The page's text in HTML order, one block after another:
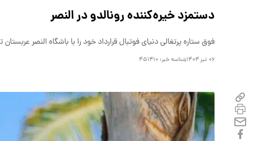
دستمزد خیره‌کننده رونالدو در النصر
فوق ستاره پرتغالی دنیای فوتبال قرارداد خود را با باشگاه النصر
۰۶ تیر ۱۴۰۴ شناسه خبر: ۴۵۱۴۱۰